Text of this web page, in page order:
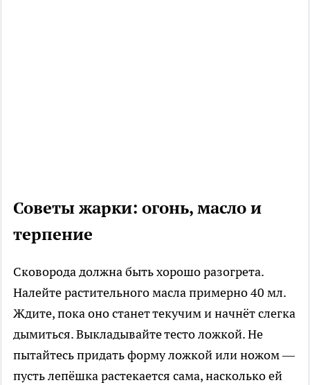
Советы жарки: огонь, масло и
терпение
Сковорода должна быть хорошо разогрета.
Налейте растительного масла примерно 40 мл.
Ждите, пока оно станет текучим и начнёт слегка
дымиться. Выкладывайте тесто ложкой. Не
пытайтесь придать форму ложкой или ножом —
пусть лепёшка растекается сама, насколько ей